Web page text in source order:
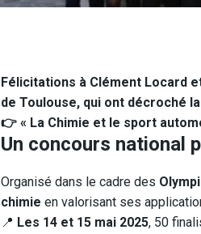
Félicitations à Clément Locard
de Toulouse, qui ont décroché la
👉« La Chimie et le sport
Un concours national
Organisé dans le cadre des
chimie en valorisant ses
📍 Les 14 et 15 mai 2025, 50